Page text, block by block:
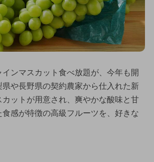
ンマスカット食べ放題が、今年も開
や長野県の契約農家から仕入れた新
ットが用意され、爽やかな酸味と甘
感が特徴の高級フルーツを、好きな